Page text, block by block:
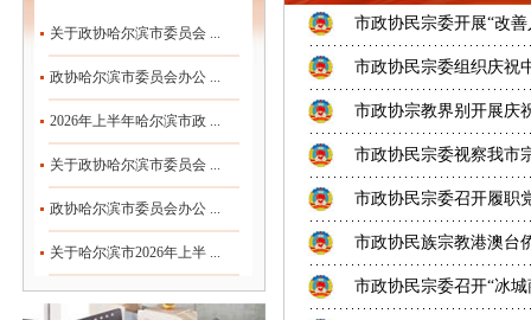
关于政协哈尔滨市委员会 ...
政协哈尔滨市委员会办公 ...
2026年上半年哈尔滨市政 ...
关于政协哈尔滨市委员会 ...
政协哈尔滨市委员会办公 ...
关于哈尔滨市2026年上半 ...
市政协民宗委开展“改
市政协民宗委组织庆祝
市政协宗教界别开展庆
市政协民宗委视察我市
市政协民宗委召开履职
市政协民族宗教港澳台
市政协民宗委召开“冰